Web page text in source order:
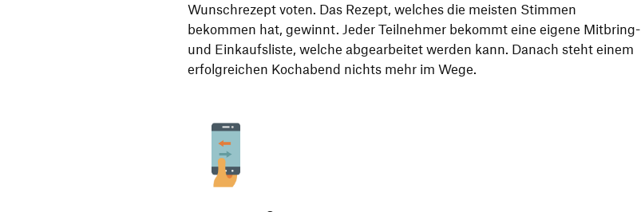
Wunschrezept voten. Das Rezept, welches die meisten Stimmen
bekommen hat, gewinnt. Jeder Teilnehmer bekommt eine eigene Mitbring-
und Einkaufsliste, welche abgearbeitet werden kann. Danach steht einem
erfolgreichen Kochabend nichts mehr im Wege.